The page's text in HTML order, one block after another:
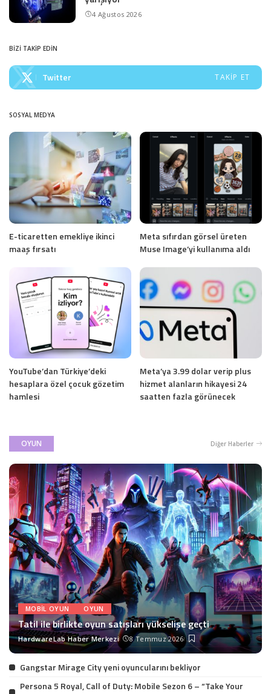
4 Ağustos 2026
BİZİ TAKİP EDİN
Twitter TAKIP ET
SOSYAL MEDYA
E-ticaretten emekliye ikinci
maaş fırsatı
Meta sıfırdan görsel üreten
Muse Image’yi kullanıma aldı
YouTube’dan Türkiye’deki
hesaplara özel çocuk gözetim
hamlesi
Meta’ya 3.99 dolar verip plus
hizmet alanların hikayesi 24
saatten fazla görünecek
OYUN Diğer Haberler
MOBIL OYUN OYUN
Tatil ile birlikte oyun satışları yükselişe geçti
Posted
by
HardwareLab Haber Merkezi 8 Temmuz 2026
Gangstar Mirage City yeni oyuncularını bekliyor
Persona 5 Royal, Call of Duty: Mobile Sezon 6 – “Take Your